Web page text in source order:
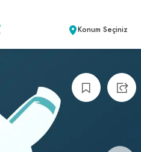
Konum Seçiniz